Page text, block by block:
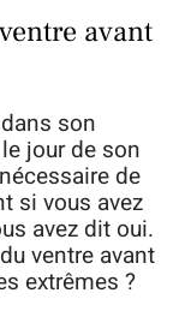
avant
son
jour de son
de
si vous avez
avez dit oui.
ventre avant
extrêmes ?